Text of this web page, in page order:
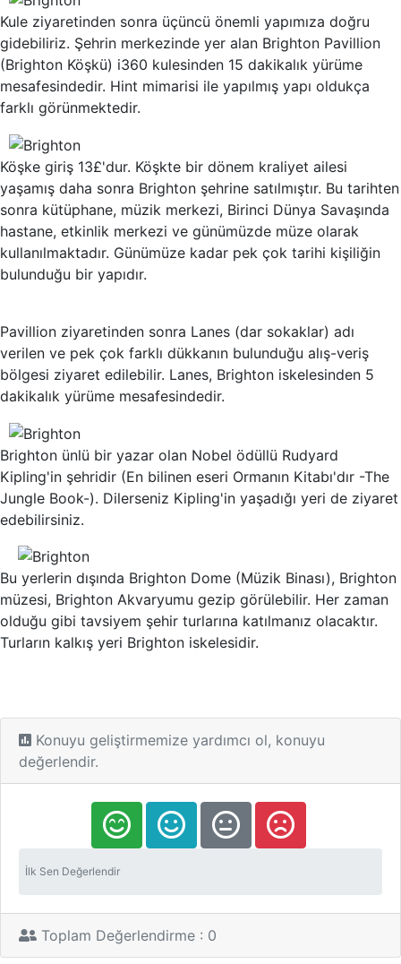
Kule ziyaretinden sonra üçüncü önemli yapımıza doğru
gidebiliriz. Şehrin merkezinde yer alan Brighton Pavillion
(Brighton Köşkü) i360 kulesinden 15 dakikalık yürüme
mesafesindedir. Hint mimarisi ile yapılmış yapı oldukça
farklı görünmektedir.
Köşke giriş 13£'dur. Köşkte bir dönem kraliyet ailesi
yaşamış daha sonra Brighton şehrine satılmıştır. Bu tarihten
sonra kütüphane, müzik merkezi, Birinci Dünya Savaşında
hastane, etkinlik merkezi ve günümüzde müze olarak
kullanılmaktadır. Günümüze kadar pek çok tarihi kişiliğin
bulunduğu bir yapıdır.
Pavillion ziyaretinden sonra Lanes (dar sokaklar) adı
verilen ve pek çok farklı dükkanın bulunduğu alış-veriş
bölgesi ziyaret edilebilir. Lanes, Brighton iskelesinden 5
dakikalık yürüme mesafesindedir.
Brighton ünlü bir yazar olan Nobel ödüllü Rudyard
Kipling'in şehridir (En bilinen eseri Ormanın Kitabı'dır -The
Jungle Book-). Dilerseniz Kipling'in yaşadığı yeri de ziyaret
edebilirsiniz.
Bu yerlerin dışında Brighton Dome (Müzik Binası), Brighton
müzesi, Brighton Akvaryumu gezip görülebilir. Her zaman
olduğu gibi tavsiyem şehir turlarına katılmanız olacaktır.
Turların kalkış yeri Brighton iskelesidir.
Konuyu geliştirmemize yardımcı ol, konuyu
değerlendir.
İlk Sen Değerlendir
Toplam Değerlendirme : 0